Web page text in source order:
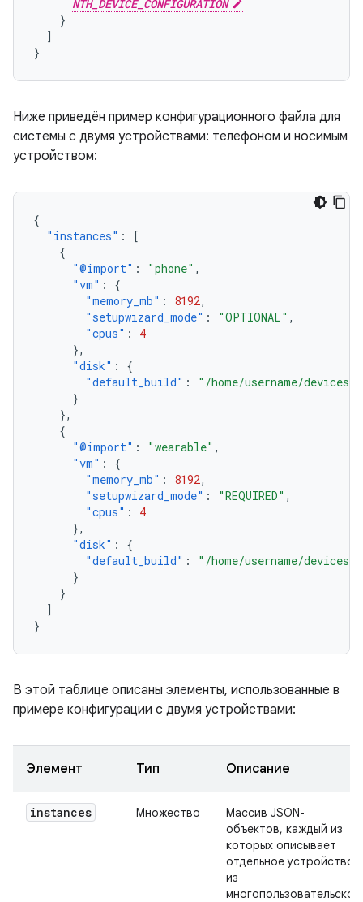
NTH_DEVICE_CONFIGURATION
}
]
}
Ниже приведён пример конфигурационного файла для
системы с двумя устройствами: телефоном и носимым
устройством:
{
"instances" :
[
{
"@import" : "phone" ,
"vm" :
{
"memory_mb" : 8192,
"setupwizard_mode" : "OPTIONAL" ,
"cpus" :
4
},
"disk" :
{
"default_build" :
"/home/username/devices/
}
},
{
"@import" : "wearable" ,
"vm" :
{
"memory_mb" : 8192,
"setupwizard_mode" : "REQUIRED" ,
"cpus" :
4
},
"disk" :
{
"default_build" :
"/home/username/devices/
}
}
]
}
В этой таблице описаны элементы, использованные в
примере конфигурации с двумя устройствами:
Элемент Тип Описание
instances Множество
Массив JSON-
объектов, каждый из
которых описывает
отдельное устройство
из
многопользовательской